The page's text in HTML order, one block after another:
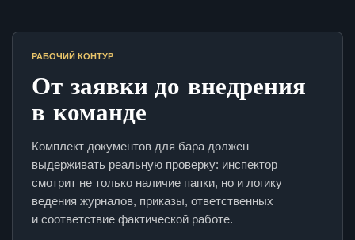
РАБОЧИЙ КОНТУР
От заявки до внедрения
в команде
Комплект документов для бара должен
выдерживать реальную проверку: инспектор
смотрит не только наличие папки, но и логику
ведения журналов, приказы, ответственных
и соответствие фактической работе.